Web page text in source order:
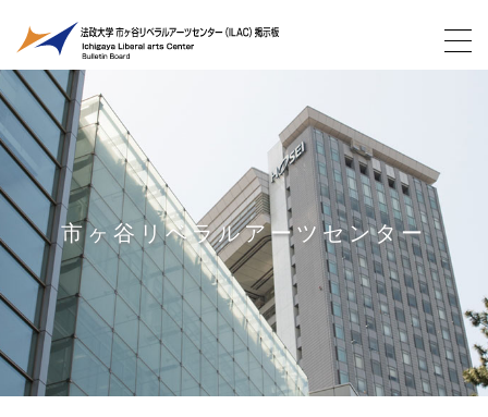
市ヶ谷リベラルアーツセンター